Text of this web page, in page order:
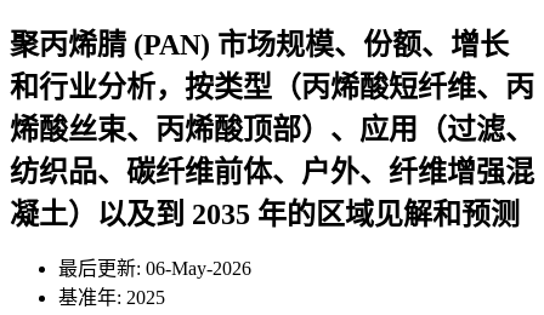
聚丙烯腈 (PAN) 市场规模、份额、增长
和行业分析，按类型（丙烯酸短纤维、丙
烯酸丝束、丙烯酸顶部）、应用（过滤、
纺织品、碳纤维前体、户外、纤维增强混
凝土）以及到 2035 年的区域见解和预测
最后更新: 06-May-2026
基准年: 2025